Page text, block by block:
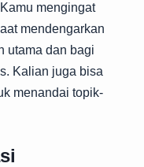
mengingat
mendengarkan
utama dan bagi
Kalian juga bisa
menandai topik-